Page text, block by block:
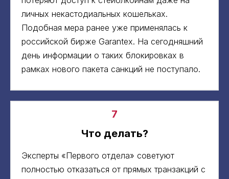
личных некастодиальных кошельках.
Подобная мера ранее уже применялась к
российской бирже Garantex. На сегодняшний
день информации о таких блокировках в
рамках нового пакета санкций не поступало.
7
Что делать?
Эксперты «Первого отдела» советуют
полностью отказаться от прямых транзакций с